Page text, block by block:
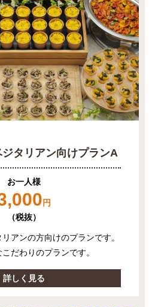
タリアン向けプランA
お一人様
円
（税抜）
アンの方向けのプランです。
だわりのプランです。
詳しく見る